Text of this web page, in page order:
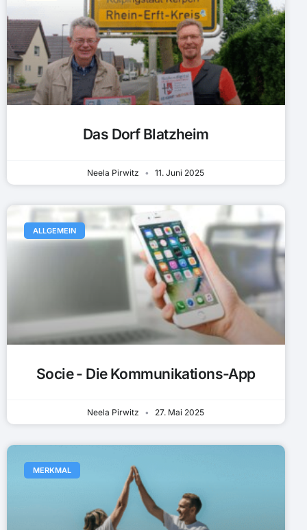
Das Dorf Blatzheim
Neela Pirwitz 11. Juni 2025
ALLGEMEIN
Socie - Die Kommunikations-App
Neela Pirwitz 27. Mai 2025
MERKMAL